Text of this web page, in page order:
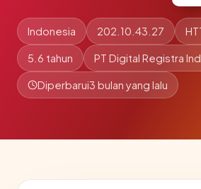
Indonesia 202.10.43.27
5.6 tahun PT Digital Registra
Diperbarui3 bulan yang lalu